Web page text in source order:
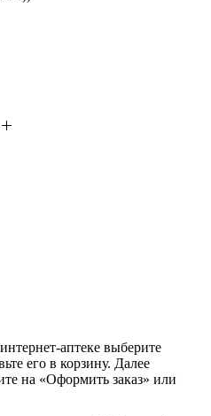
аптеке выберите
его в корзину. Далее
на «Оформить заказ» или